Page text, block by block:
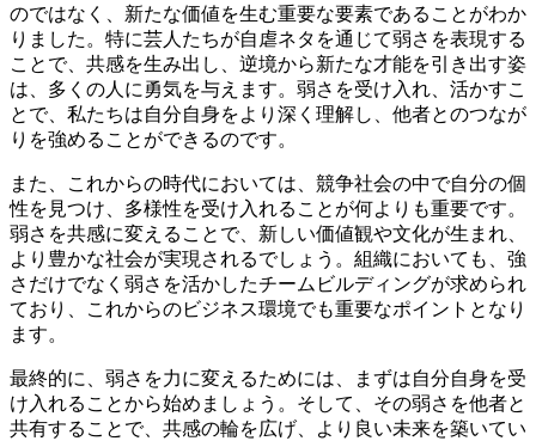
のではなく、新たな価値を生む重要な要素であることがわか
りました。特に芸人たちが自虐ネタを通じて弱さを表現する
ことで、共感を生み出し、逆境から新たな才能を引き出す姿
は、多くの人に勇気を与えます。弱さを受け入れ、活かすこ
とで、私たちは自分自身をより深く理解し、他者とのつなが
りを強めることができるのです。
また、これからの時代においては、競争社会の中で自分の個
性を見つけ、多様性を受け入れることが何よりも重要です。
弱さを共感に変えることで、新しい価値観や文化が生まれ、
より豊かな社会が実現されるでしょう。組織においても、強
さだけでなく弱さを活かしたチームビルディングが求められ
ており、これからのビジネス環境でも重要なポイントとなり
ます。
最終的に、弱さを力に変えるためには、まずは自分自身を受
け入れることから始めましょう。そして、その弱さを他者と
共有することで、共感の輪を広げ、より良い未来を築いてい